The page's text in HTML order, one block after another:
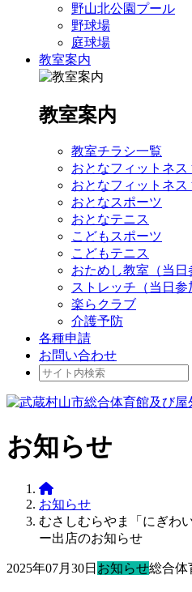
野山北公園プール
野球場
庭球場
教室案内
教室案内
教室チラシ一覧
おとなフィットネ
おとなフィットネス
おとなスポーツ
おとなテニス
こどもスポーツ
こどもテニス
おためし教室（当日
ストレッチ（当日参
楽らクラブ
介護予防
各種申請
お問い合わせ
お知らせ
お知らせ
むさしむらやま「にぎわ
ー出店のお知らせ
2025年07月30日 お知らせ総合体